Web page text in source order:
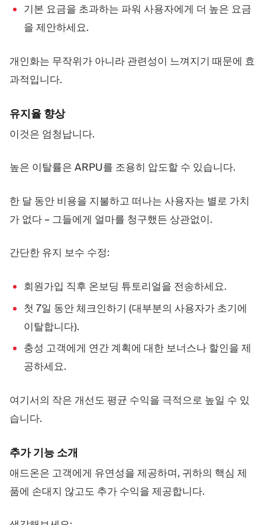
기본 요금을 초과하는 파워 사용자에게 더 높은 요금
을 제안하세요.
개인화는 무작위가 아니라 관련성이 느껴지기 때문에 효
과적입니다.
유지율 향상
이것은 엄청납니다.
높은 이탈률은 ARPU를 조용히 압도할 수 있습니다.
한 달 동안 비용을 지불하고 떠나는 사용자는 별로 가치
가 없다 – 그들에게 얼마를 청구했든 상관없이.
간단한 유지 보수 수정:
회원가입 직후 온보딩 튜토리얼을 전송하세요.
첫 7일 동안 체크인하기 (대부분의 사용자가 초기에
이탈합니다).
충성 고객에게 연간 계획에 대한 보너스나 할인을 제
공하세요.
여기서의 작은 개선도 평균 수익을 극적으로 높일 수 있
습니다.
추가 기능 소개
애드온은 고객에게 유연성을 제공하며, 귀하의 핵심 제
품에 손대지 않고도 추가 수익을 제공합니다.